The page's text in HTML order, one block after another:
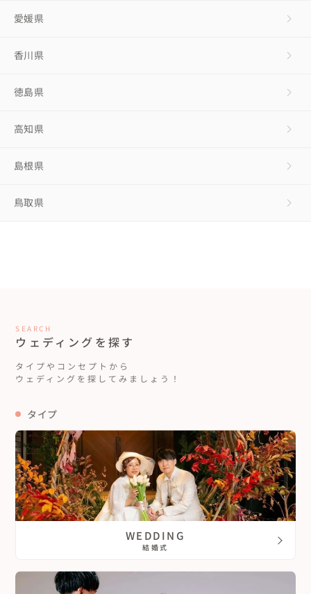
愛媛県
香川県
徳島県
高知県
島根県
鳥取県
SEARCH
ウェディングを探す
タイプやコンセプトから
ウェディングを探してみましょう！
タイプ
WEDDING
結婚式